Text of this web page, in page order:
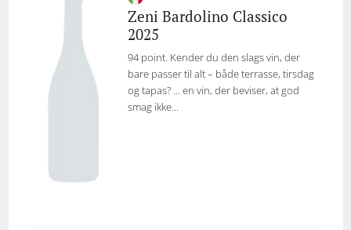
Zeni Bardolino Classico
2025
94 point. Kender du den slags vin, der
bare passer til alt – både terrasse, tirsdag
og tapas? ... en vin, der beviser, at god
smag ikke...